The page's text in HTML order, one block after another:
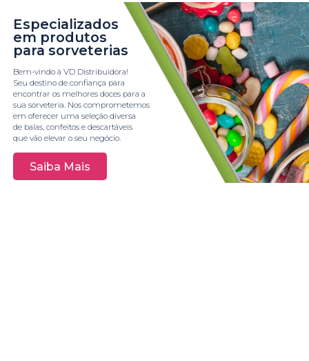
Especializados
em produtos
para sorveterias
Bem-vindo à VD Distribuidora!
Seu destino de confiança para
encontrar os melhores doces para a
sua sorveteria. Nos comprometemos
em oferecer uma seleção diversa
de balas, confeitos e descartáveis
que vão elevar o seu negócio.
Saiba Mais